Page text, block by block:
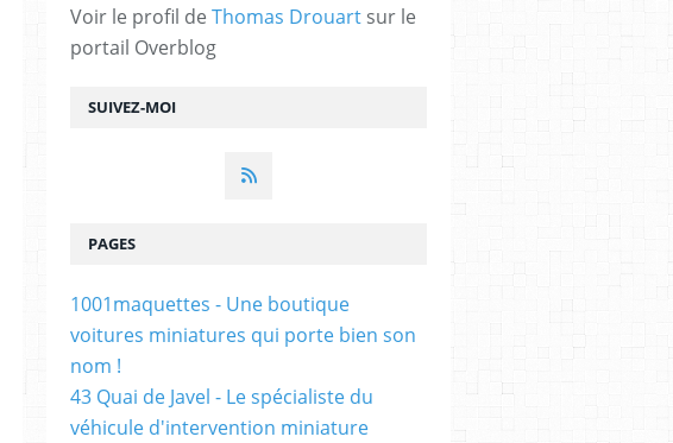
SUIVEZ-MOI
Voir le profil de Thomas Drouart sur le
portail Overblog
PAGES
1001maquettes - Une boutique
voitures miniatures qui porte bien son
nom !
43 Quai de Javel - Le spécialiste du
véhicule d'intervention miniature